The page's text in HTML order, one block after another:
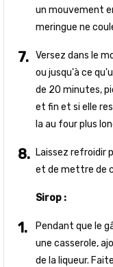
un mouvement
meringue ne
Versez dans le
ou jusqu'à ce
de 20 minutes,
et fin et si elle
la au four plus
Laissez refroidir
et de mettre de
Sirop :
Pendant que le
une casserole,
de la liqueur.